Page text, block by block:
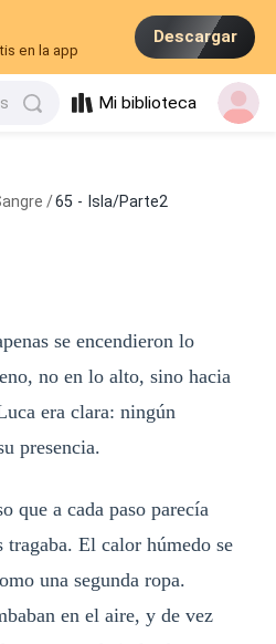
en la app
Descargar
Mi biblioteca
/65 - Isla/Parte2
se encendieron lo
no en lo alto, sino hacia
era clara: ningún
presencia.
que a cada paso parecía
El calor húmedo se
una segunda ropa.
en el aire, y de vez